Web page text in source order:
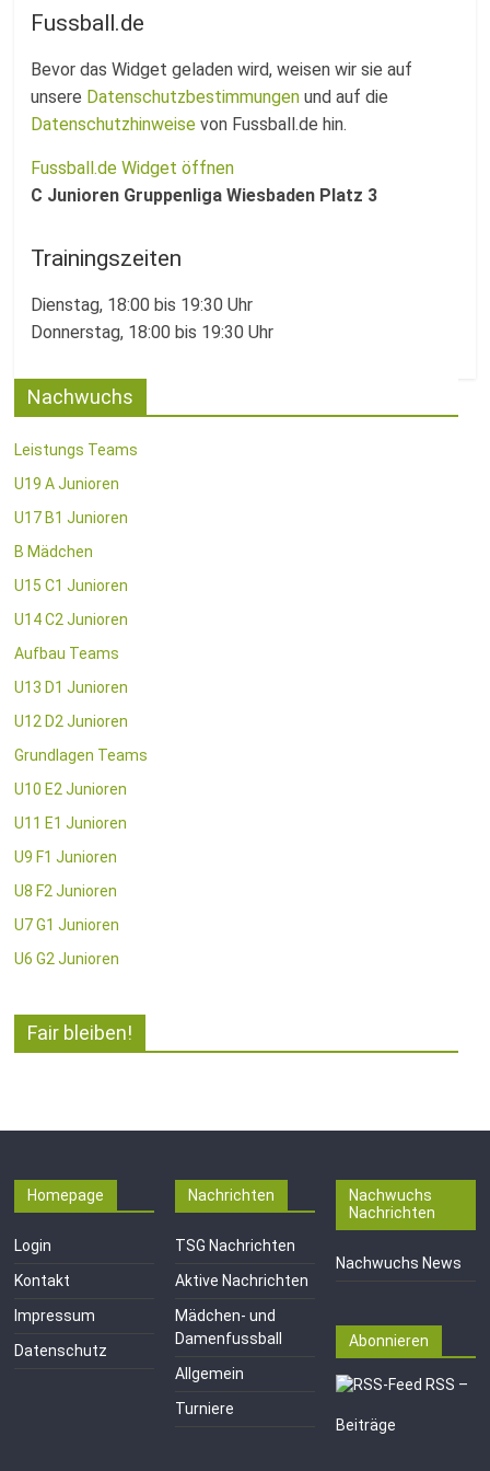
Fussball.de
Bevor das Widget geladen wird, weisen wir sie auf
unsere Datenschutzbestimmungen und auf die
Datenschutzhinweise von Fussball.de hin.
Fussball.de Widget öffnen
C Junioren Gruppenliga Wiesbaden Platz 3
Trainingszeiten
Dienstag, 18:00 bis 19:30 Uhr
Donnerstag, 18:00 bis 19:30 Uhr
Nachwuchs
Leistungs Teams
U19 A Junioren
U17 B1 Junioren
B Mädchen
U15 C1 Junioren
U14 C2 Junioren
Aufbau Teams
U13 D1 Junioren
U12 D2 Junioren
Grundlagen Teams
U10 E2 Junioren
U11 E1 Junioren
U9 F1 Junioren
U8 F2 Junioren
U7 G1 Junioren
U6 G2 Junioren
Fair bleiben!
Homepage
Login
Kontakt
Impressum
Datenschutz
Nachrichten
TSG Nachrichten
Aktive Nachrichten
Mädchen- und
Damenfussball
Allgemein
Turniere
Nachwuchs
Nachrichten
Nachwuchs News
Abonnieren
RSS –
Beiträge